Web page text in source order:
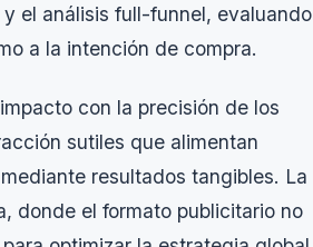
el análisis full-funnel, evaluando
a la intención de compra.
con la precisión de los
sutiles que alimentan
resultados tangibles. La
donde el formato publicitario no